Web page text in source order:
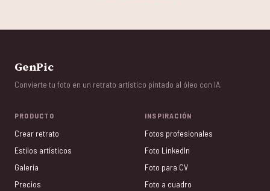
GenPic
Convierte tu foto en un retrato artístico pintado al óleo con IA.
PRODUCTO
Crear retrato
Estilos artísticos
Galería
Precios
INSPIRACIÓN
Fotos profesionales
Foto LinkedIn
Foto para CV
Foto a cuadro